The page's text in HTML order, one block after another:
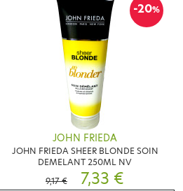
-20%
JOHN FRIEDA
JOHN FRIEDA SHEER BLONDE SOIN
DEMELANT 250ML NV
9,17 €
7,33 €